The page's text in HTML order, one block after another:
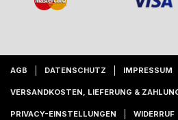
AGB DATENSCHUTZ IMPRESSUM
VERSANDKOSTEN, LIEFERUNG &
PRIVACY-EINSTELLUNGEN WIDERRUF